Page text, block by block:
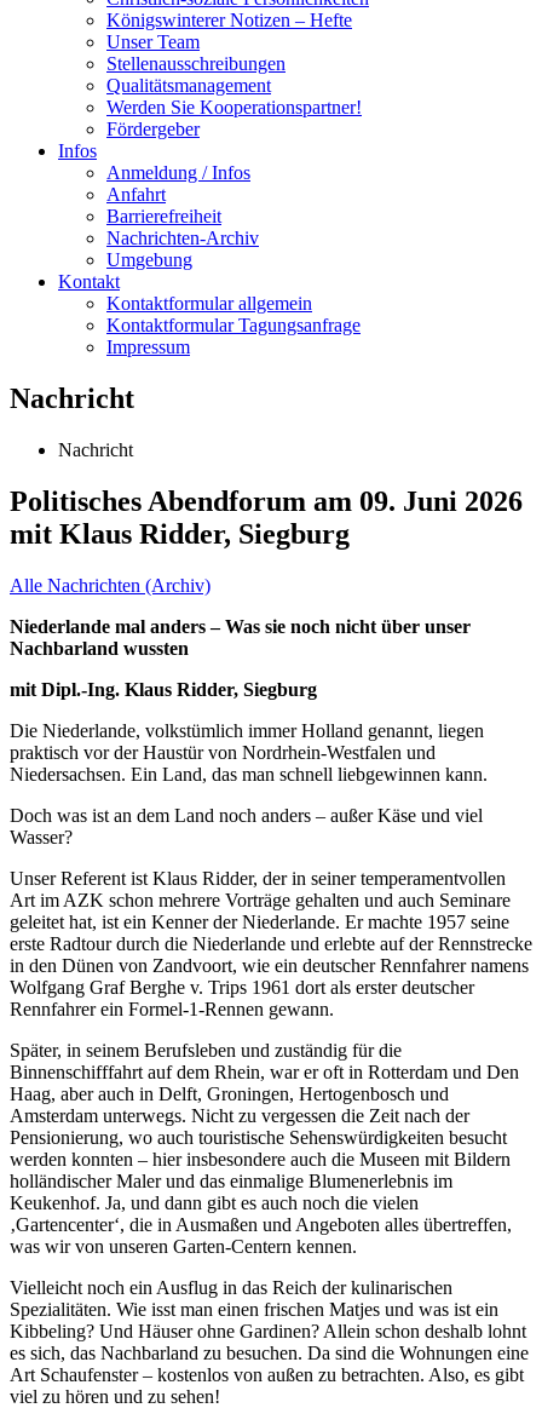
Königswinterer Notizen – Hefte
Unser Team
Stellenausschreibungen
Qualitätsmanagement
Werden Sie Kooperationspartner!
Fördergeber
Infos
Anmeldung / Infos
Anfahrt
Barrierefreiheit
Nachrichten-Archiv
Umgebung
Kontakt
Kontaktformular allgemein
Kontaktformular Tagungsanfrage
Impressum
Nachricht
Nachricht
Politisches Abendforum am 09. Juni 2026
mit Klaus Ridder, Siegburg
Alle Nachrichten (Archiv)
Niederlande mal anders –Was sie noch nicht über unser
Nachbarland wussten
mit Dipl.-Ing. Klaus Ridder, Siegburg
Die Niederlande, volkstümlich immer Holland genannt, liegen
praktisch vor der Haustür von Nordrhein-Westfalen und
Niedersachsen. Ein Land, das man schnell liebgewinnen kann.
Doch was ist an dem Land noch anders – außer Käse und viel
Wasser?
Unser Referent ist Klaus Ridder, der in seiner temperamentvollen
Art im AZK schon mehrere Vorträge gehalten und auch Seminare
geleitet hat, ist ein Kenner der Niederlande. Er machte 1957 seine
erste Radtour durch die Niederlande und erlebte auf der Rennstrecke
in den Dünen von Zandvoort, wie ein deutscher Rennfahrer namens
Wolfgang Graf Berghe v. Trips 1961 dort als erster deutscher
Rennfahrer ein Formel-1-Rennen gewann.
Später, in seinem Berufsleben und zuständig für die
Binnenschifffahrt auf dem Rhein, war er oft in Rotterdam und Den
Haag, aber auch in Delft, Groningen, Hertogenbosch und
Amsterdam unterwegs. Nicht zu vergessen die Zeit nach der
Pensionierung, wo auch touristische Sehenswürdigkeiten besucht
werden konnten – hier insbesondere auch die Museen mit Bildern
holländischer Maler und das einmalige Blumenerlebnis im
Keukenhof. Ja, und dann gibt es auch noch die vielen
‚Gartencenter‘, die in Ausmaßen und Angeboten alles übertreffen,
was wir von unseren Garten-Centern kennen.
Vielleicht noch ein Ausflug in das Reich der kulinarischen
Spezialitäten. Wie isst man einen frischen Matjes und was ist ein
Kibbeling? Und Häuser ohne Gardinen? Allein schon deshalb lohnt
es sich, das Nachbarland zu besuchen. Da sind die Wohnungen eine
Art Schaufenster – kostenlos von außen zu betrachten. Also, es gibt
viel zu hören und zu sehen!